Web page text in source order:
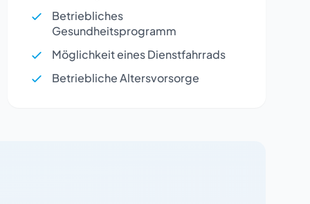
Betriebliches
Gesundheitsprogramm
Möglichkeit eines Dienstfahrrads
Betriebliche Altersvorsorge